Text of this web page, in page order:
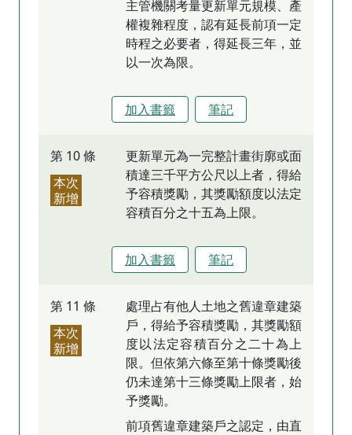
主管機關考量更新單元規模、產
權複雜程度，認有延長前項一定
時程之必要者，得延長三年，並
以一次為限。
加入書籤 筆記
第 10 條
本次
新增
更新單元為一完整計畫街廓或面
積達三千平方公尺以上者，得給
予容積獎勵，其獎勵額度以法定
容積百分之十五為上限。
加入書籤 筆記
第 11 條
本次
新增
處理占有他人土地之舊違章建築
戶，得給予容積獎勵，其獎勵額
度以法定容積百分之二十為上
限。但依第六條至第十條獎勵後
仍未達第十三條獎勵上限者，始
予獎勵。
前項舊違章建築戶之認定，由直